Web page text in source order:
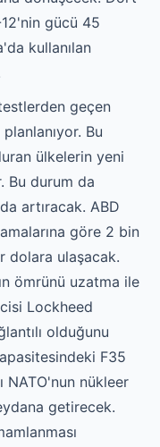
12'nin gücü 45
kullanılan
geçen
Bu
ülkelerin yeni
Bu durum da
artıracak. ABD
göre 2 bin
dolara ulaşacak.
ömrünü uzatma ile
Lockheed
olduğunu
F35
NATO'nun nükleer
getirecek.